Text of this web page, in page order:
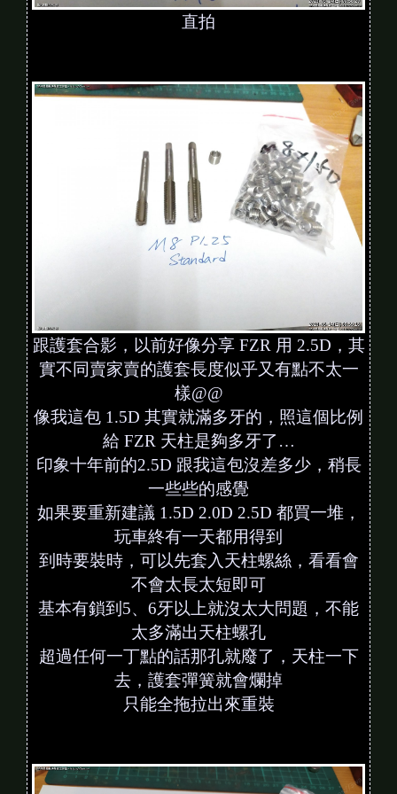
直拍
跟護套合影，以前好像分享 FZR 用 2.5D，其
實不同賣家賣的護套長度似乎又有點不太一
樣@@
像我這包 1.5D 其實就滿多牙的，照這個比例
給 FZR 天柱是夠多牙了…
印象十年前的2.5D 跟我這包沒差多少，稍長
一些些的感覺
如果要重新建議 1.5D 2.0D 2.5D 都買一堆，
玩車終有一天都用得到
到時要裝時，可以先套入天柱螺絲，看看會
不會太長太短即可
基本有鎖到5、6牙以上就沒太大問題，不能
太多滿出天柱螺孔
超過任何一丁點的話那孔就廢了，天柱一下
去，護套彈簧就會爛掉
只能全拖拉出來重裝